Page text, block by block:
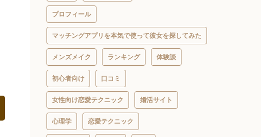
プロフィール
マッチングアプリを本気で使って彼女を探してみた
メンズメイク ランキング 体験談
初心者向け 口コミ
女性向け恋愛テクニック 婚活サイト
心理学 恋愛テクニック